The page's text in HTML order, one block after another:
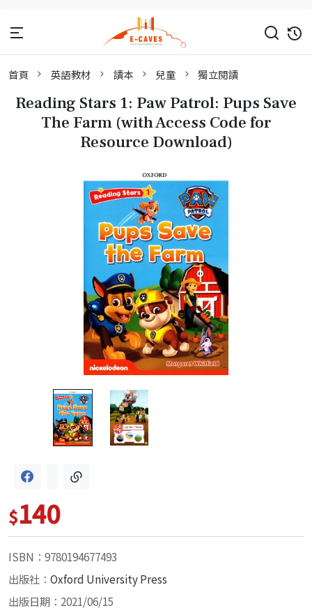
首頁 英語教材 讀本 兒童 獨立閱讀
Reading Stars 1: Paw Patrol: Pups Save
The Farm (with Access Code for
Resource Download)
$140
ISBN：9780194677493
出版社： Oxford University Press
出版日期：2021/06/15